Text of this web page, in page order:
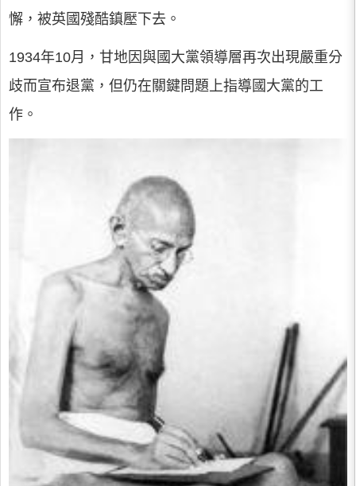
懈，被英國殘酷鎮壓下去。
1934年10月，甘地因與國大黨領導層再次出現嚴重分
歧而宣布退黨，但仍在關鍵問題上指導國大黨的工
作。